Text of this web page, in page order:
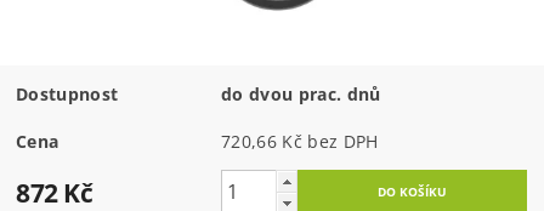
Dostupnost do dvou prac. dnů
Cena 720,66 Kč bez DPH
872 Kč